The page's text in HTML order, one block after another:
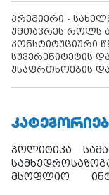
პრემიერი -
უმთავრეს როლს
კონსტიტუციური
სუვერენიტეტის
უსაფრთხოების
პოლიტიკა
სამხედრო
მსოფლიო